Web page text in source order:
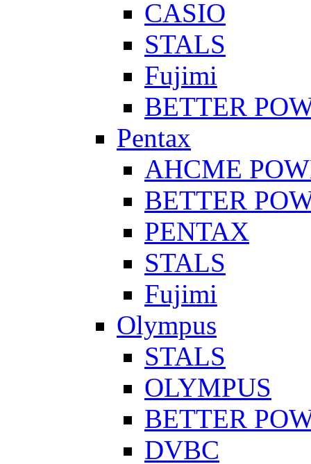
CASIO
STALS
Fujimi
BETTER
Pentax
AHCME
BETTER
PENTAX
STALS
Fujimi
Olympus
STALS
OLYMPUS
BETTER
DVBC